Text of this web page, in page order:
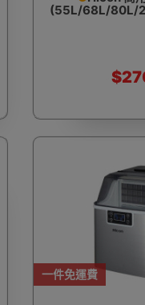
(55L/68L/80L/
一件免運費